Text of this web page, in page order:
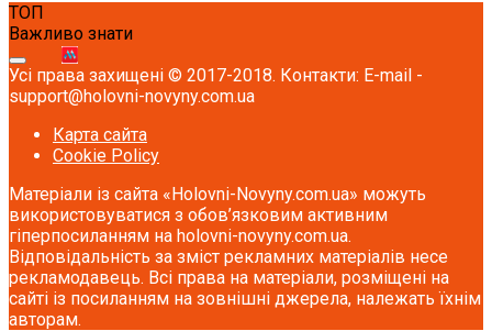
ТОП
Важливо знати
Усі права захищені © 2017-2018. Контакти: E-mail -
support@holovni-novyny.com.ua
Карта сайта
Cookie Policy
Матеріали із сайта «Holovni-Novyny.com.ua» можуть
використовуватися з обов’язковим активним
гіперпосиланням на holovni-novyny.com.ua.
Відповідальність за зміст рекламних матеріалів несе
рекламодавець. Всі права на матеріали, розміщені на
сайті із посиланням на зовнішні джерела, належать їхнім
авторам.